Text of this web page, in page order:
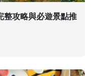
整攻略與必遊景點推